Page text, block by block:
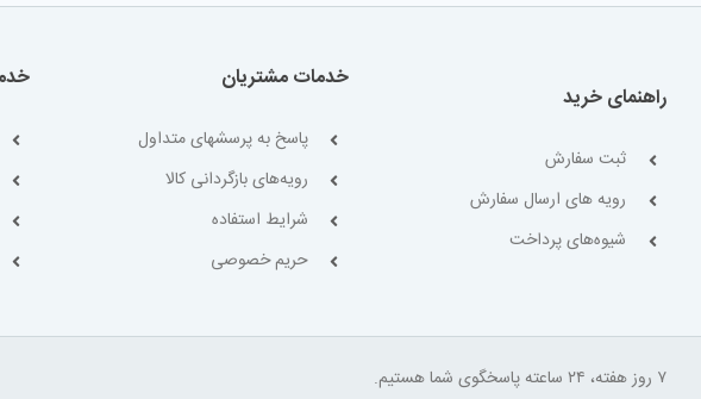
راهنمای خرید
ثبت سفارش
رویه های ارسال سفارش
شیوه‌های پرداخت
خدمات مشتریان
پاسخ به پرسشهای متداول
رویه‌های بازگردانی کالا
شرایط استفاده
حریم خصوصی
۷ روز هفته، ۲۴ ساعته پاسخگوی شما هستیم.